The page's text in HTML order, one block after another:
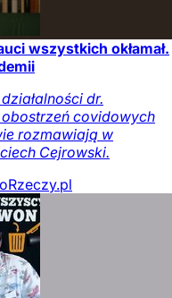
wszystkich okłamał.
dr.
covidowych
rozmawiają w
Cejrowski.